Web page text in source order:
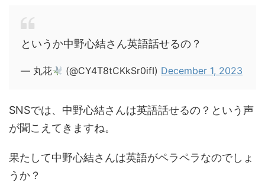
というか中野心結さん英語話せるの？
— 丸花 (@CY4T8tCKkSr0ifI) December 1, 2023
SNSでは、中野心結さんは英語話せるの？という声
が聞こえてきますね。
果たして中野心結さんは英語がペラペラなのでしょ
うか？